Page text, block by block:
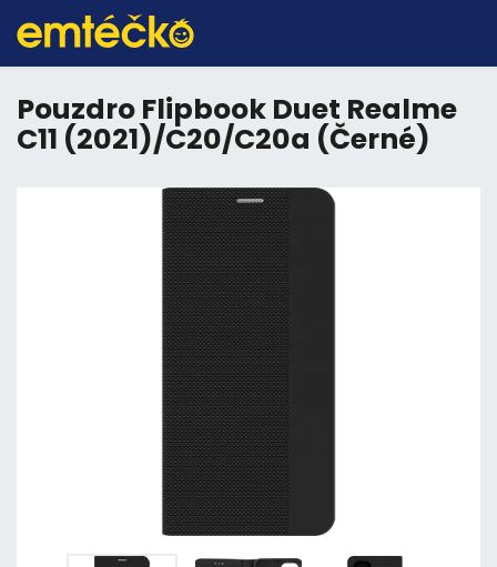
Pouzdro Flipbook Duet Realme
C11 (2021)/C20/C20a (Černé)